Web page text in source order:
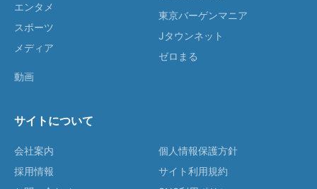
エンタメ
スポーツ
メディア
動画
東京バーゲンマニア
Jタウンネット
ゼロまる
サイトについて
会社案内
採用情報
個人情報保護方針
サイト利用規約